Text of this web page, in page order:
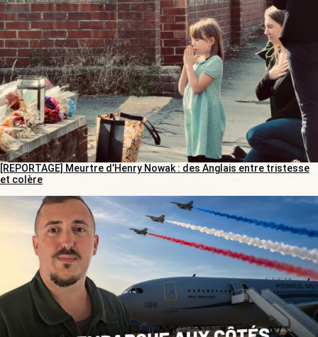
[REPORTAGE] Meurtre d’Henry Nowak : des Anglais entre tristesse
et colère